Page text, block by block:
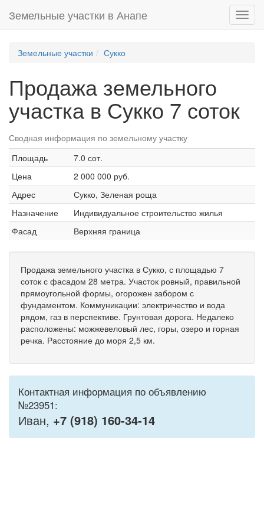
Земельные участки в Анапе
Земельные участки Сукко
Продажа земельного
участка в Сукко 7 соток
Сводная информация по земельному участку
Площадь
7.0 сот.
Цена
2 000 000 руб.
Адрес
Сукко, Зеленая роща
Назначение
Индивидуальное строительство жилья
Фасад
Верхняя граница
Продажа земельного участка в Сукко, с площадью 7
соток с фасадом 28 метра. Участок ровный, правильной
прямоугольной формы, огорожен забором с
фундаментом. Коммуникации: электричество и вода
рядом, газ в перспективе. Грунтовая дорога. Недалеко
расположены: можжевеловый лес, горы, озеро и горная
речка. Расстояние до моря 2,5 км.
Контактная информация по объявлению
№23951:
Иван, +7 (918) 160-34-14